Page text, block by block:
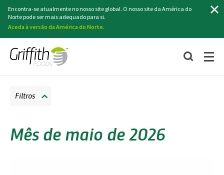
Encontra-se atualmente no nosso site global. O nosso site da América do
Norte pode ser mais adequado para si.
Aceda à versão da América do Norte.
Mês de maio de 2026
Filtros